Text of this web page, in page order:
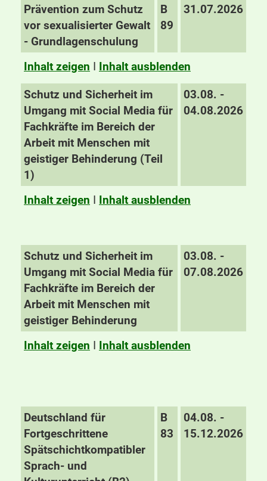
Prävention zum Schutz
vor sexualisierter Gewalt
- Grundlagenschulung
B
89
31.07.2026
Inhalt zeigen I Inhalt ausblenden
Schutz und Sicherheit im
Umgang mit Social Media für
Fachkräfte im Bereich der
Arbeit mit Menschen mit
geistiger Behinderung (Teil
1)
03.08. -
04.08.2026
Inhalt zeigen I Inhalt ausblenden
Schutz und Sicherheit im
Umgang mit Social Media für
Fachkräfte im Bereich der
Arbeit mit Menschen mit
geistiger Behinderung
03.08. -
07.08.2026
Inhalt zeigen I Inhalt ausblenden
Deutschland für
Fortgeschrittene
Spätschichtkompatibler
Sprach- und
B
83
04.08. -
15.12.2026